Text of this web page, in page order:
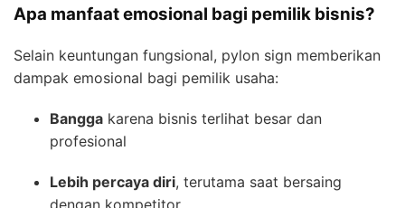
Apa manfaat emosional bagi pemilik bisnis?
Selain keuntungan fungsional, pylon sign memberikan
dampak emosional bagi pemilik usaha:
Bangga karena bisnis terlihat besar dan
profesional
Lebih percaya diri, terutama saat bersaing
dengan kompetitor